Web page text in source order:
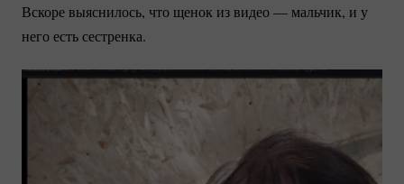
Вскоре выяснилось, что щенок из видео — мальчик, и у
него есть сестренка.